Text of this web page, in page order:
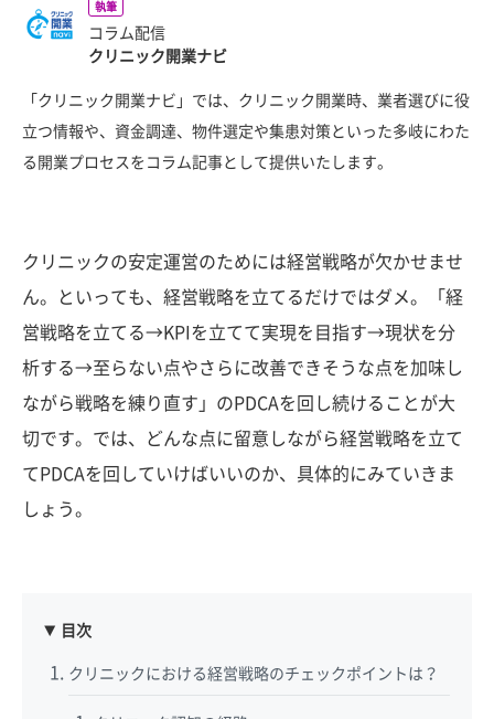
執筆
コラム配信
クリニック開業ナビ
「クリニック開業ナビ」では、クリニック開業時、業者選びに役
立つ情報や、資金調達、物件選定や集患対策といった多岐にわた
る開業プロセスをコラム記事として提供いたします。
クリニックの安定運営のためには経営戦略が欠かせませ
ん。といっても、経営戦略を立てるだけではダメ。「経
営戦略を立てる→KPIを立てて実現を目指す→現状を分
析する→至らない点やさらに改善できそうな点を加味し
ながら戦略を練り直す」のPDCAを回し続けることが大
切です。では、どんな点に留意しながら経営戦略を立て
てPDCAを回していけばいいのか、具体的にみていきま
しょう。
目次
クリニックにおける経営戦略のチェックポイントは？